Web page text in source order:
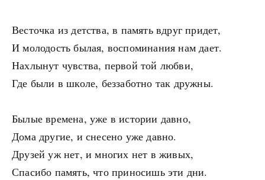
Весточка из детства, в память вдруг придет,
И молодость былая, воспоминания нам дает.
Нахлынут чувства, первой той любви,
Где были в школе, беззаботно так дружны.
Былые времена, уже в истории давно,
Дома другие, и снесено уже давно.
Друзей уж нет, и многих нет в живых,
Спасибо память, что приносишь эти дни.